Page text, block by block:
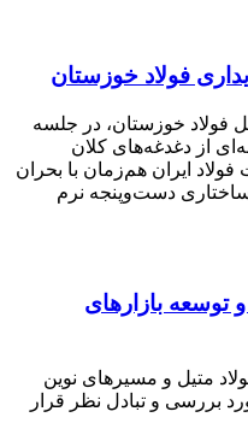
فولاد خوزستان
فولاد خوزستان، در جلسه
نقشه‌ای از دغدغه‌های کلان
ایران هم‌زمان با بحران
دست‌وپنجه نرم
بازارهای
متیل و مسیرهای نوین
بررسی و تبادل نظر قرار